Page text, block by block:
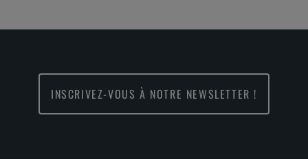
INSCRIVEZ-VOUS À NOTRE NEWSLETTER !